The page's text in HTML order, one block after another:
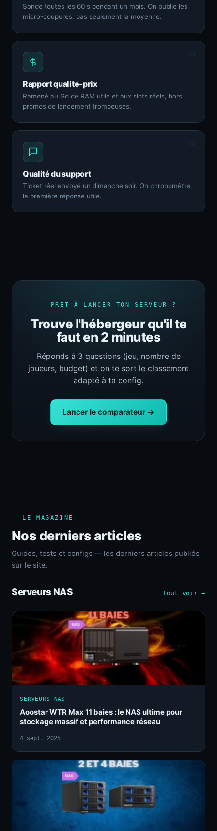
Sonde toutes les 60 s pendant un mois. On publie les
micro-coupures, pas seulement la moyenne.
03
Rapport qualité-prix
Ramené au Go de RAM utile et aux slots réels, hors
promos de lancement trompeuses.
04
Qualité du support
Ticket réel envoyé un dimanche soir. On chronomètre
la première réponse utile.
PRÊT À LANCER TON SERVEUR ?
Trouve l'hébergeur qu'il te
faut en 2 minutes
Réponds à 3 questions (jeu, nombre de
joueurs, budget) et on te sort le classement
adapté à ta config.
Lancer le comparateur →
LE MAGAZINE
Nos derniers articles
Guides, tests et configs — les derniers articles publiés
sur le site.
Serveurs NAS Tout voir →
SERVEURS NAS
Aoostar WTR Max 11 baies : le NAS ultime pour
stockage massif et performance réseau
4 sept. 2025